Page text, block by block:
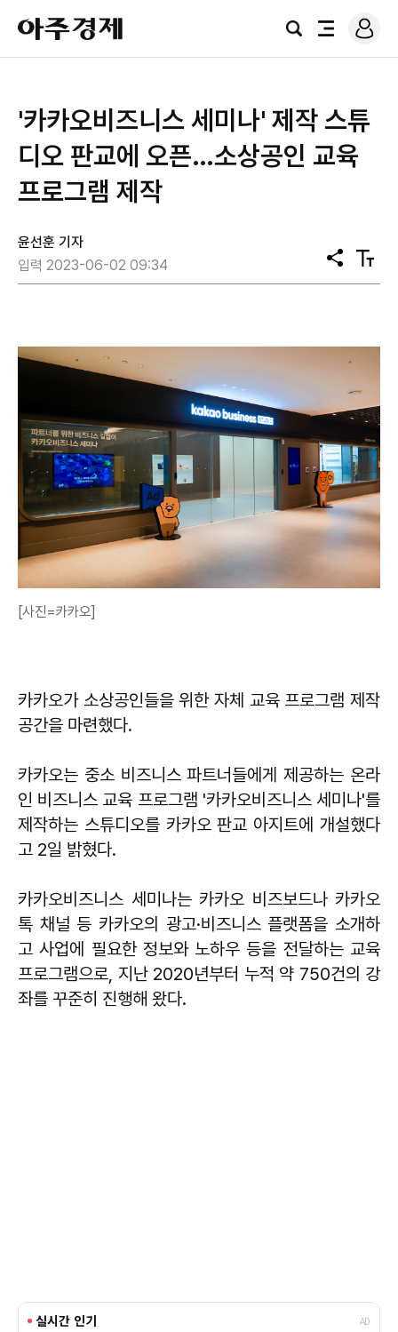
아
주
경
검
전
로
그
'카카오비즈니스 세미나' 제작 스튜
디오 판교에 오픈…소상공인 교육
프로그램 제작
윤선훈 기자
입력 2023-06-02 09:34
공
유
텍
스
[사진=카카오]
카카오가 소상공인들을 위한 자체 교육 프로그램 제작
공간을 마련했다.
카카오는 중소 비즈니스 파트너들에게 제공하는 온라
인 비즈니스 교육 프로그램 '카카오비즈니스 세미나'를
제작하는 스튜디오를 카카오 판교 아지트에 개설했다
고 2일 밝혔다.
카카오비즈니스 세미나는 카카오 비즈보드나 카카오
톡 채널 등 카카오의 광고·비즈니스 플랫폼을 소개하
고 사업에 필요한 정보와 노하우 등을 전달하는 교육
프로그램으로, 지난 2020년부터 누적 약 750건의 강
좌를 꾸준히 진행해 왔다.